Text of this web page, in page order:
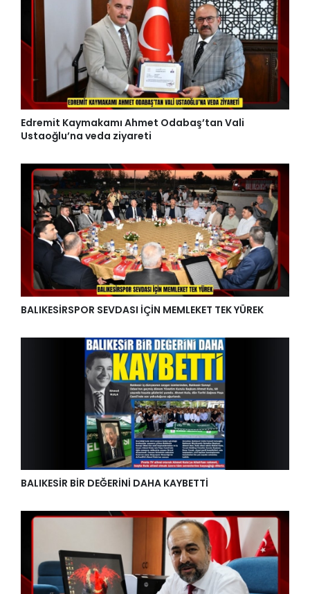
Edremit Kaymakamı Ahmet Odabaş’tan Vali
Ustaoğlu’na veda ziyareti
BALIKESİRSPOR SEVDASI İÇİN MEMLEKET TEK YÜREK
BALIKESİR BİR DEĞERİNİ DAHA KAYBETTİ